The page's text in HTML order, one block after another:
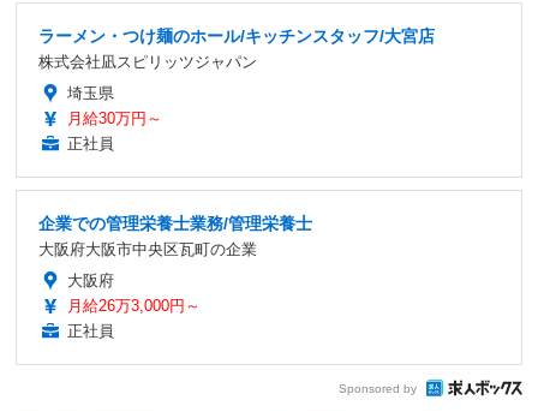
ラーメン・つけ麺のホール/キッチンスタッフ/大宮店
株式会社凪スピリッツジャパン
埼玉県
月給30万円～
正社員
企業での管理栄養士業務/管理栄養士
大阪府大阪市中央区瓦町の企業
大阪府
月給26万3,000円～
正社員
Sponsored by